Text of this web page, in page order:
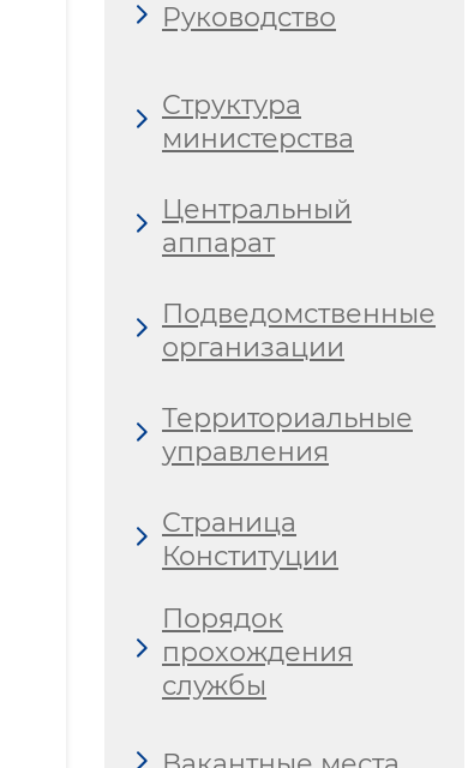
Руководство
Структура
министерства
Центральный
аппарат
Подведомственные
организации
Территориальные
управления
Страница
Конституции
Порядок
прохождения
службы